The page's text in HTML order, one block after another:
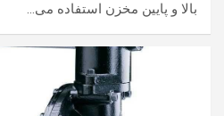
بالا و پایین مخزن استفاده می…